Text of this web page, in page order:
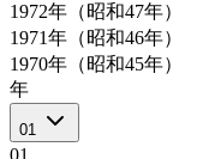
1972年（昭和47年）
1971年（昭和46年）
1970年（昭和45年）
年
01